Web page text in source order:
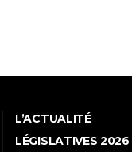
L’ACTUALITÉ
LÉGISLATIVES 2026